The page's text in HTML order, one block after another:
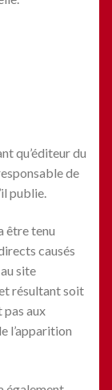
qu’éditeur du
de
publie.
être tenu
causés
site
résultant soit
pas aux
l’apparition